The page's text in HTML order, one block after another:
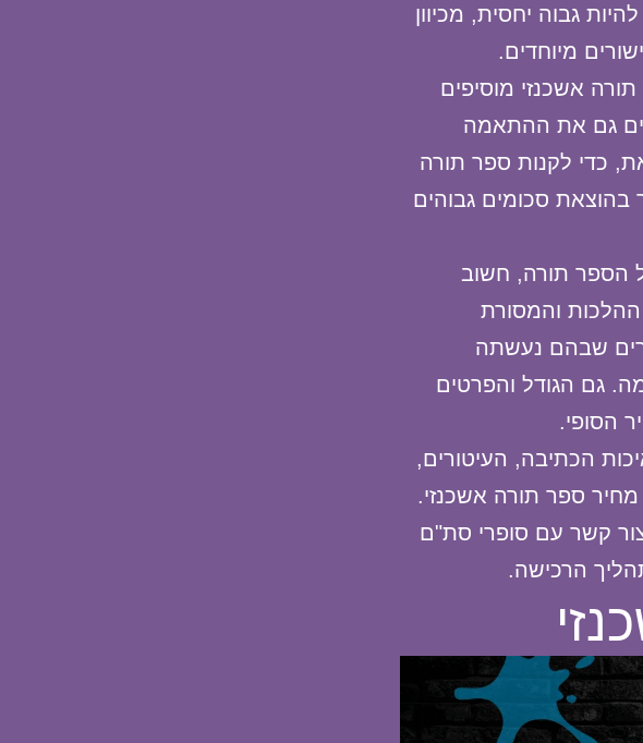
גבוה יחסית, מכיוון
מיוחדים.
אשכנזי מוסיפים
גם את ההתאמה
כדי לקנות ספר תורה
בהוצאת סכומים גבוהים
הספר תורה, חשוב
והמסורת
שבהם נעשתה
גם הגודל והפרטים
הסופי.
הכתיבה, העיטורים,
ספר תורה אשכנזי.
קשר עם סופרי סת"ם
הרכישה.